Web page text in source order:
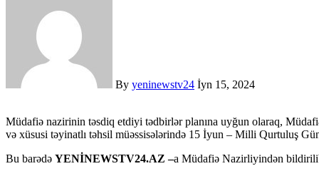
By yeninewstv24 İyn 15, 2024
Müdafiə nazirinin təsdiq etdiyi tədbirlər planına uyğun olaraq, Müdafiə Nazirliyinin tabeliyində olan birlik, birləşmə, hərbi hissə
və xüsusi təyinatlı təhsil müəssisələrində 15 İyun – Milli Qurtuluş
Bu barədə YENİNEWSTV24.AZ –a Müdafiə Nazirliyindən